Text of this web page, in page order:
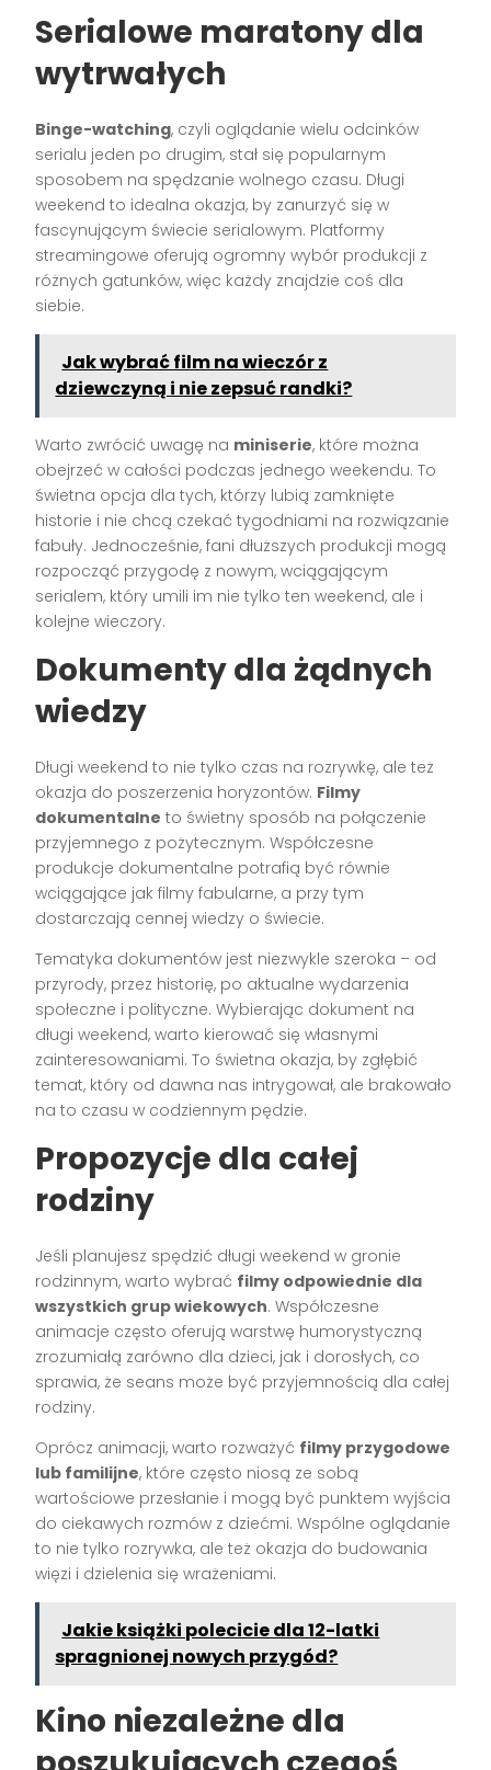
Serialowe maratony dla
wytrwałych
Binge-watching, czyli oglądanie wielu odcinków
serialu jeden po drugim, stał się popularnym
sposobem na spędzanie wolnego czasu. Długi
weekend to idealna okazja, by zanurzyć się w
fascynującym świecie serialowym. Platformy
streamingowe oferują ogromny wybór produkcji z
różnych gatunków, więc każdy znajdzie coś dla
siebie.
Jak wybrać film na wieczór z
dziewczyną i nie zepsuć randki?
Warto zwrócić uwagę na miniserie, które można
obejrzeć w całości podczas jednego weekendu. To
świetna opcja dla tych, którzy lubią zamknięte
historie i nie chcą czekać tygodniami na rozwiązanie
fabuły. Jednocześnie, fani dłuższych produkcji mogą
rozpocząć przygodę z nowym, wciągającym
serialem, który umili im nie tylko ten weekend, ale i
kolejne wieczory.
Dokumenty dla żądnych
wiedzy
Długi weekend to nie tylko czas na rozrywkę, ale też
okazja do poszerzenia horyzontów. Filmy
dokumentalne to świetny sposób na połączenie
przyjemnego z pożytecznym. Współczesne
produkcje dokumentalne potrafią być równie
wciągające jak filmy fabularne, a przy tym
dostarczają cennej wiedzy o świecie.
Tematyka dokumentów jest niezwykle szeroka – od
przyrody, przez historię, po aktualne wydarzenia
społeczne i polityczne. Wybierając dokument na
długi weekend, warto kierować się własnymi
zainteresowaniami. To świetna okazja, by zgłębić
temat, który od dawna nas intrygował, ale brakowało
na to czasu w codziennym pędzie.
Propozycje dla całej
rodziny
Jeśli planujesz spędzić długi weekend w gronie
rodzinnym, warto wybrać filmy odpowiednie dla
wszystkich grup wiekowych. Współczesne
animacje często oferują warstwę humorystyczną
zrozumiałą zarówno dla dzieci, jak i dorosłych, co
sprawia, że seans może być przyjemnością dla całej
rodziny.
Oprócz animacji, warto rozważyć filmy przygodowe
lub familijne, które często niosą ze sobą
wartościowe przesłanie i mogą być punktem wyjścia
do ciekawych rozmów z dziećmi. Wspólne oglądanie
to nie tylko rozrywka, ale też okazja do budowania
więzi i dzielenia się wrażeniami.
Jakie książki polecicie dla 12-latki
spragnionej nowych przygód?
Kino niezależne dla